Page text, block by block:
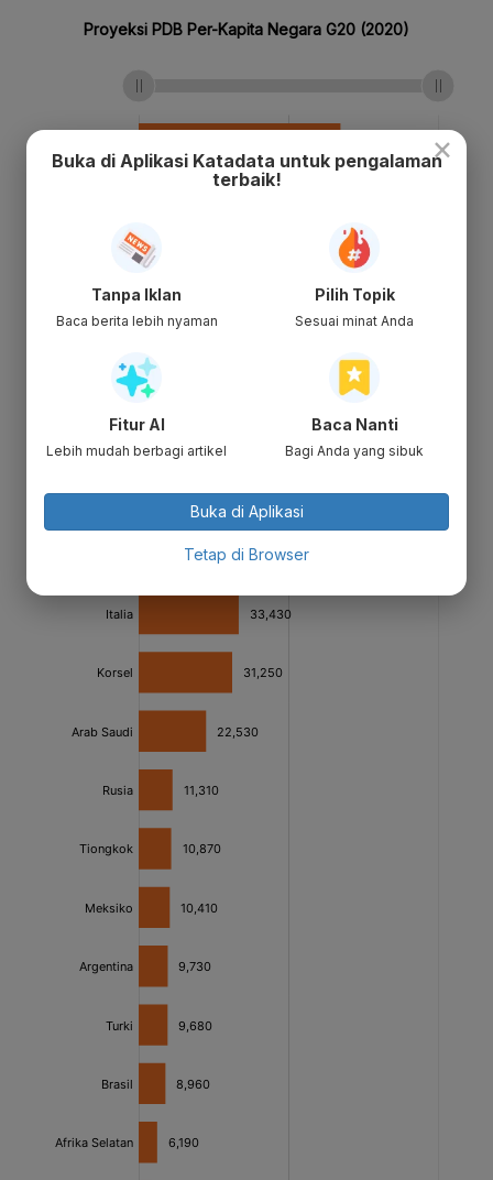
×
Buka di Aplikasi Katadata untuk pengalaman
terbaik!
Tanpa Iklan
Baca berita lebih nyaman
Pilih Topik
Sesuai minat Anda
Fitur AI
Lebih mudah berbagi artikel
Baca Nanti
Bagi Anda yang sibuk
Buka di Aplikasi
Tetap di Browser